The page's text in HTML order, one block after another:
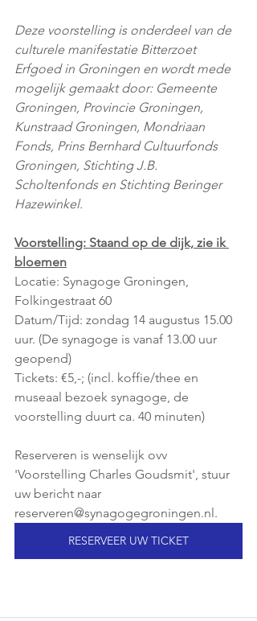
Deze voorstelling is onderdeel van de
culturele manifestatie Bitterzoet
Erfgoed in Groningen en wordt mede
mogelijk gemaakt door: Gemeente
Groningen, Provincie Groningen,
Kunstraad Groningen, Mondriaan
Fonds, Prins Bernhard Cultuurfonds
Groningen, Stichting J.B.
Scholtenfonds en Stichting Beringer
Hazewinkel.
Voorstelling: Staand op de dijk, zie ik
bloemen
Locatie: Synagoge Groningen,
Folkingestraat 60
Datum/Tijd: zondag 14 augustus 15.00
uur. (De synagoge is vanaf 13.00 uur
geopend)
Tickets: €5,-; (incl. koffie/thee en
museaal bezoek synagoge, de
voorstelling duurt ca. 40 minuten)
Reserveren is wenselijk ovv
'Voorstelling Charles Goudsmit', stuur
uw bericht naar
reserveren@synagogegroningen.nl.
RESERVEER UW TICKET